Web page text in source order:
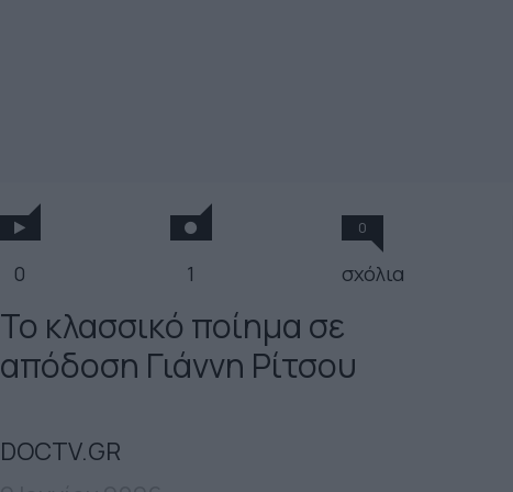
0 1
0
σχόλια
Το κλασσικό ποίημα σε
απόδοση Γιάννη Ρίτσου
DOCTV.GR